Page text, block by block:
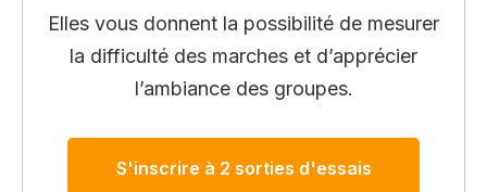
Elles vous donnent la possibilité de mesurer
la difficulté des marches et d’apprécier
l’ambiance des groupes.
S'inscrire à 2 sorties d'essais